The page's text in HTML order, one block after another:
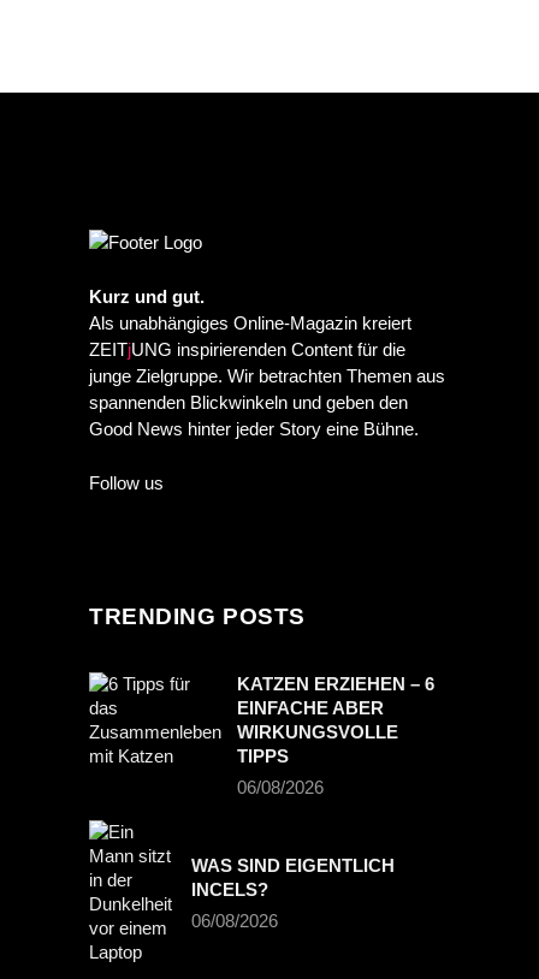
Kurz und gut.
Als unabhängiges Online-Magazin kreiert
ZEITjUNG inspirierenden Content für die
junge Zielgruppe. Wir betrachten Themen aus
spannenden Blickwinkeln und geben den
Good News hinter jeder Story eine Bühne.
Follow us
TRENDING POSTS
KATZEN ERZIEHEN – 6
EINFACHE ABER
WIRKUNGSVOLLE
TIPPS
06/08/2026
WAS SIND EIGENTLICH
INCELS?
06/08/2026